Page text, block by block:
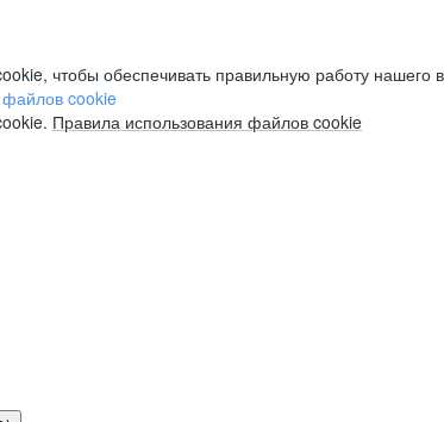
чтобы обеспечивать правильную работу нашего
файлов cookie
Правила использования файлов cookie